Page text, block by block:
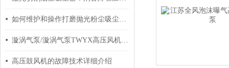
如何维护和操作打磨抛光粉尘吸尘器？
漩涡气泵/漩涡气泵TWYX高压风机全新报价
高压鼓风机的故障技术详细介绍